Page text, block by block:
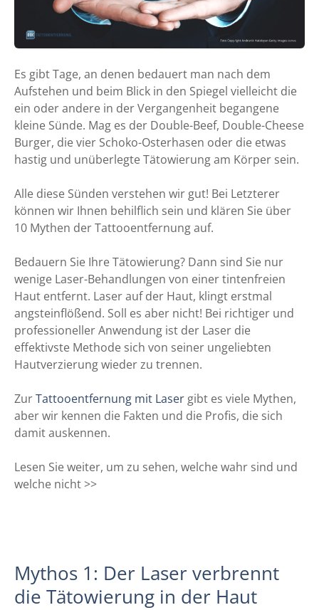
Es gibt Tage, an denen bedauert man nach dem
Aufstehen und beim Blick in den Spiegel vielleicht die
ein oder andere in der Vergangenheit begangene
kleine Sünde. Mag es der Double-Beef, Double-Cheese
Burger, die vier Schoko-Osterhasen oder die etwas
hastig und unüberlegte Tätowierung am Körper sein.
Alle diese Sünden verstehen wir gut! Bei Letzterer
können wir Ihnen behilflich sein und klären Sie über
10 Mythen der Tattooentfernung auf.
Bedauern Sie Ihre Tätowierung? Dann sind Sie nur
wenige Laser-Behandlungen von einer tintenfreien
Haut entfernt. Laser auf der Haut, klingt erstmal
angsteinflößend. Soll es aber nicht! Bei richtiger und
professioneller Anwendung ist der Laser die
effektivste Methode sich von seiner ungeliebten
Hautverzierung wieder zu trennen.
ZurTattooentfernung mit Laser gibt es viele Mythen,
aber wir kennen die Fakten und die Profis, die sich
damit auskennen.
Lesen Sie weiter, um zu sehen, welche wahr sind und
welche nicht >>
Mythos 1: Der Laser verbrennt
die Tätowierung in der Haut